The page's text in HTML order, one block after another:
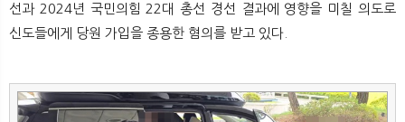
선과 2024년 국민의힘 22대 총선 경선 결과에 영향을 미칠 의도로
신도들에게 당원 가입을 종용한 혐의를 받고 있다.